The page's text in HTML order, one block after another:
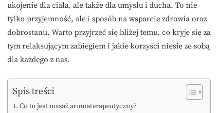
ukojenie dla ciała, ale także dla umysłu i ducha. To nie
tylko przyjemność, ale i sposób na wsparcie zdrowia oraz
dobrostanu. Warto przyjrzeć się bliżej temu, co kryje się za
tym relaksującym zabiegiem i jakie korzyści niesie ze sobą
dla każdego z nas.
Spis treści
Co to jest masaż aromaterapeutyczny?